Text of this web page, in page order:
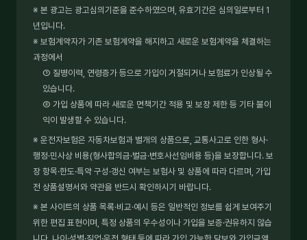
※ 본 광고는 광고심의기준을 준수하였으며, 유효기간은 심의일로부터 1
년입니다.
※ 보험계약자가 기존 보험계약을 해지하고 새로운 보험계약을 체결하는
과정에서
① 질병이력, 연령증가 등으로 가입이 거절되거나 보험료가 인상될 수
있습니다.
② 가입 상품에 따라 새로운 면책기간 적용 및 보장 제한 등 기타 불이
익이 발생할 수 있습니다.
※ 운전자보험은 자동차보험과 별개의 상품으로, 교통사고로 인한 형사·
행정·민사상 비용(형사합의금·벌금·변호사선임비용 등)을 보장합니다. 보
장 항목·한도·특약 구성·갱신 여부는 보험사 및 상품에 따라 다르며, 가입
전 상품설명서와 약관을 반드시 확인하시기 바랍니다.
※ 본 사이트의 상품 목록·비교·예시 등은 일반적인 정보를 쉽게 보여주기
위한 편집 표현이며, 특정 상품의 우수성이나 가입을 보증·권유하지 않습